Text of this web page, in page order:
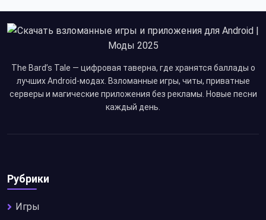
The Bard’s Tale — цифровая таверна, где хранятся баллады о
лучших Android-модах. Взломанные игры, читы, приватные
серверы и магические приложения без рекламы. Новые песни
каждый день.
Рубрики
Игры